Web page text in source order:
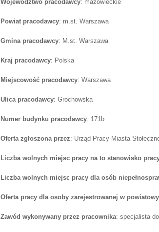
Województwo pracodawcy: mazowieckie
Powiat pracodawcy: m.st. Warszawa
Gmina pracodawcy: M.st. Warszawa
Kraj pracodawcy: Polska
Miejscowość pracodawcy: Warszawa
Ulica pracodawcy: Grochowska
Numer budynku pracodawcy: 171b
Oferta zgłoszona przez: Urząd Pracy Miasta
Liczba wolnych miejsc pracy na to stanowisko
Liczba wolnych miejsc pracy dla osób
Oferta pracy dla osoby zarejestrowanej w
Zawód wykonywany przez pracownika: specjalista